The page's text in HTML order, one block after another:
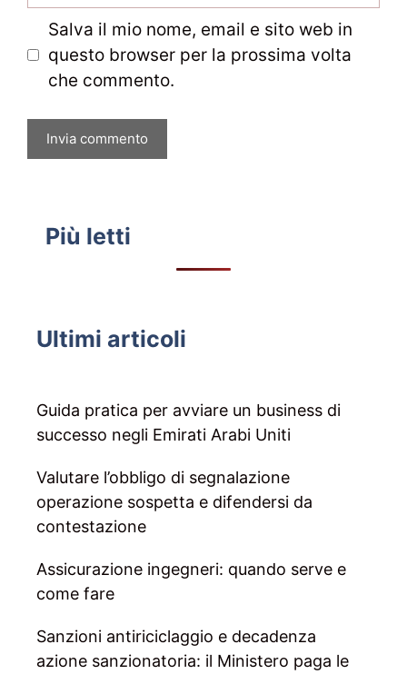
Salva il mio nome, email e sito web in
questo browser per la prossima volta
che commento.
Più letti
Ultimi articoli
Guida pratica per avviare un business di
successo negli Emirati Arabi Uniti
Valutare l’obbligo di segnalazione
operazione sospetta e difendersi da
contestazione
Assicurazione ingegneri: quando serve e
come fare
Sanzioni antiriciclaggio e decadenza
azione sanzionatoria: il Ministero paga le